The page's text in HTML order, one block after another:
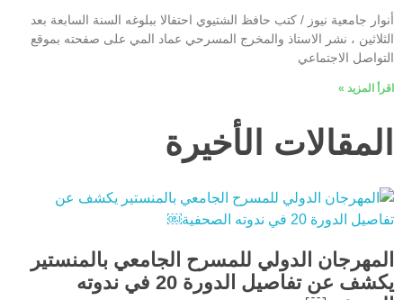
أنوار جامعية نيوز / كتب حافظ الشتيوي احتفالا ببلوغه السنة السابعة بعد
الثلاثين ، نشر الاستاذ والمخرج المسرحي عماد المي على صفحته بموقع
التواصل الاجتماعي
اقرأ المزيد »
المقالات الأخيرة
المهرجان الدولي للمسرح الجامعي بالمنستير
يكشف عن تفاصيل الدورة 20 في ندوته